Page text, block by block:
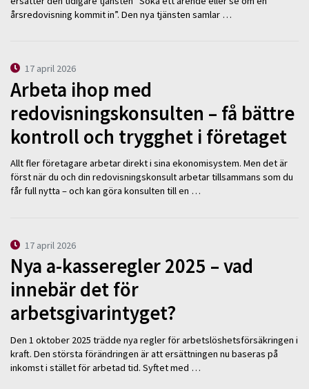
årsredovisning kommit in”. Den nya tjänsten samlar …
17 april 2026
Arbeta ihop med
redovisningskonsulten – få bättre
kontroll och trygghet i företaget
Allt fler företagare arbetar direkt i sina ekonomisystem. Men det är
först när du och din redovisningskonsult arbetar tillsammans som du
får full nytta – och kan göra konsulten till en …
17 april 2026
Nya a-kasseregler 2025 – vad
innebär det för
arbetsgivarintyget?
Den 1 oktober 2025 trädde nya regler för arbetslöshetsförsäkringen i
kraft. Den största förändringen är att ersättningen nu baseras på
inkomst i stället för arbetad tid. Syftet med …